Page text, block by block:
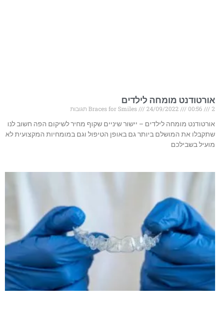
אורטודנט מומחה לילדים
Braces for Smiles 24/09/2022 00:56
2 תגובות
אורטודנט מומחה לילדים – יישור שיניים שקוף מחיר לשיקום הפה חשוב לנו
שתקבלו את המושלם ביותר גם באופן הטיפול וגם במומחיות המקצועית לא
מועיל בשבילכם